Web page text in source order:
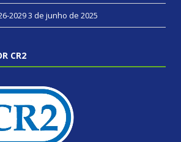
20293 de junho de 2025
CR2